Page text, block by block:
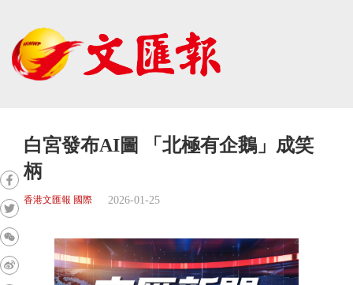
白宮發布AI圖 「北極有企鵝」成笑
柄
香港文匯報 國際 2026-01-25